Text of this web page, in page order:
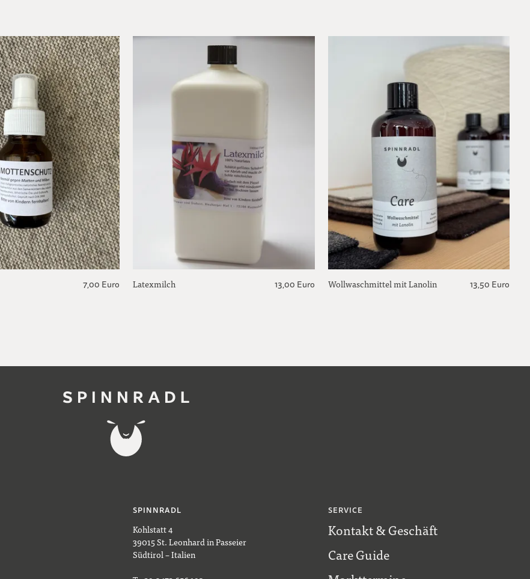
7,00 Euro Latexmilch 13,00 Euro Wollwaschmittel mit Lanolin 13,50 Euro
SPINNRADL
Kohlstatt 4
39015 St. Leonhard in Passeier
Südtirol – Italien
SERVICE
Kontakt & Geschäft
Care Guide